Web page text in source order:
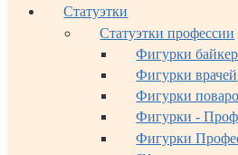
Статуэтки
Статуэтки профессии
Фигурки
Фигурки врачей
Фигурки
Фигурки -
Фигурки